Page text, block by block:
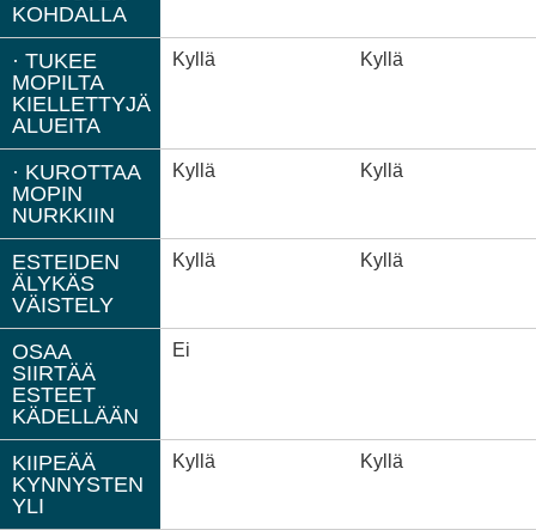
KOHDALLA
· TUKEE
MOPILTA
KIELLETTYJÄ
ALUEITA
Kyllä Kyllä
· KUROTTAA
MOPIN
NURKKIIN
Kyllä Kyllä
ESTEIDEN
ÄLYKÄS
VÄISTELY
Kyllä Kyllä
OSAA
SIIRTÄÄ
ESTEET
KÄDELLÄÄN
Ei
KIIPEÄÄ
KYNNYSTEN
YLI
Kyllä Kyllä